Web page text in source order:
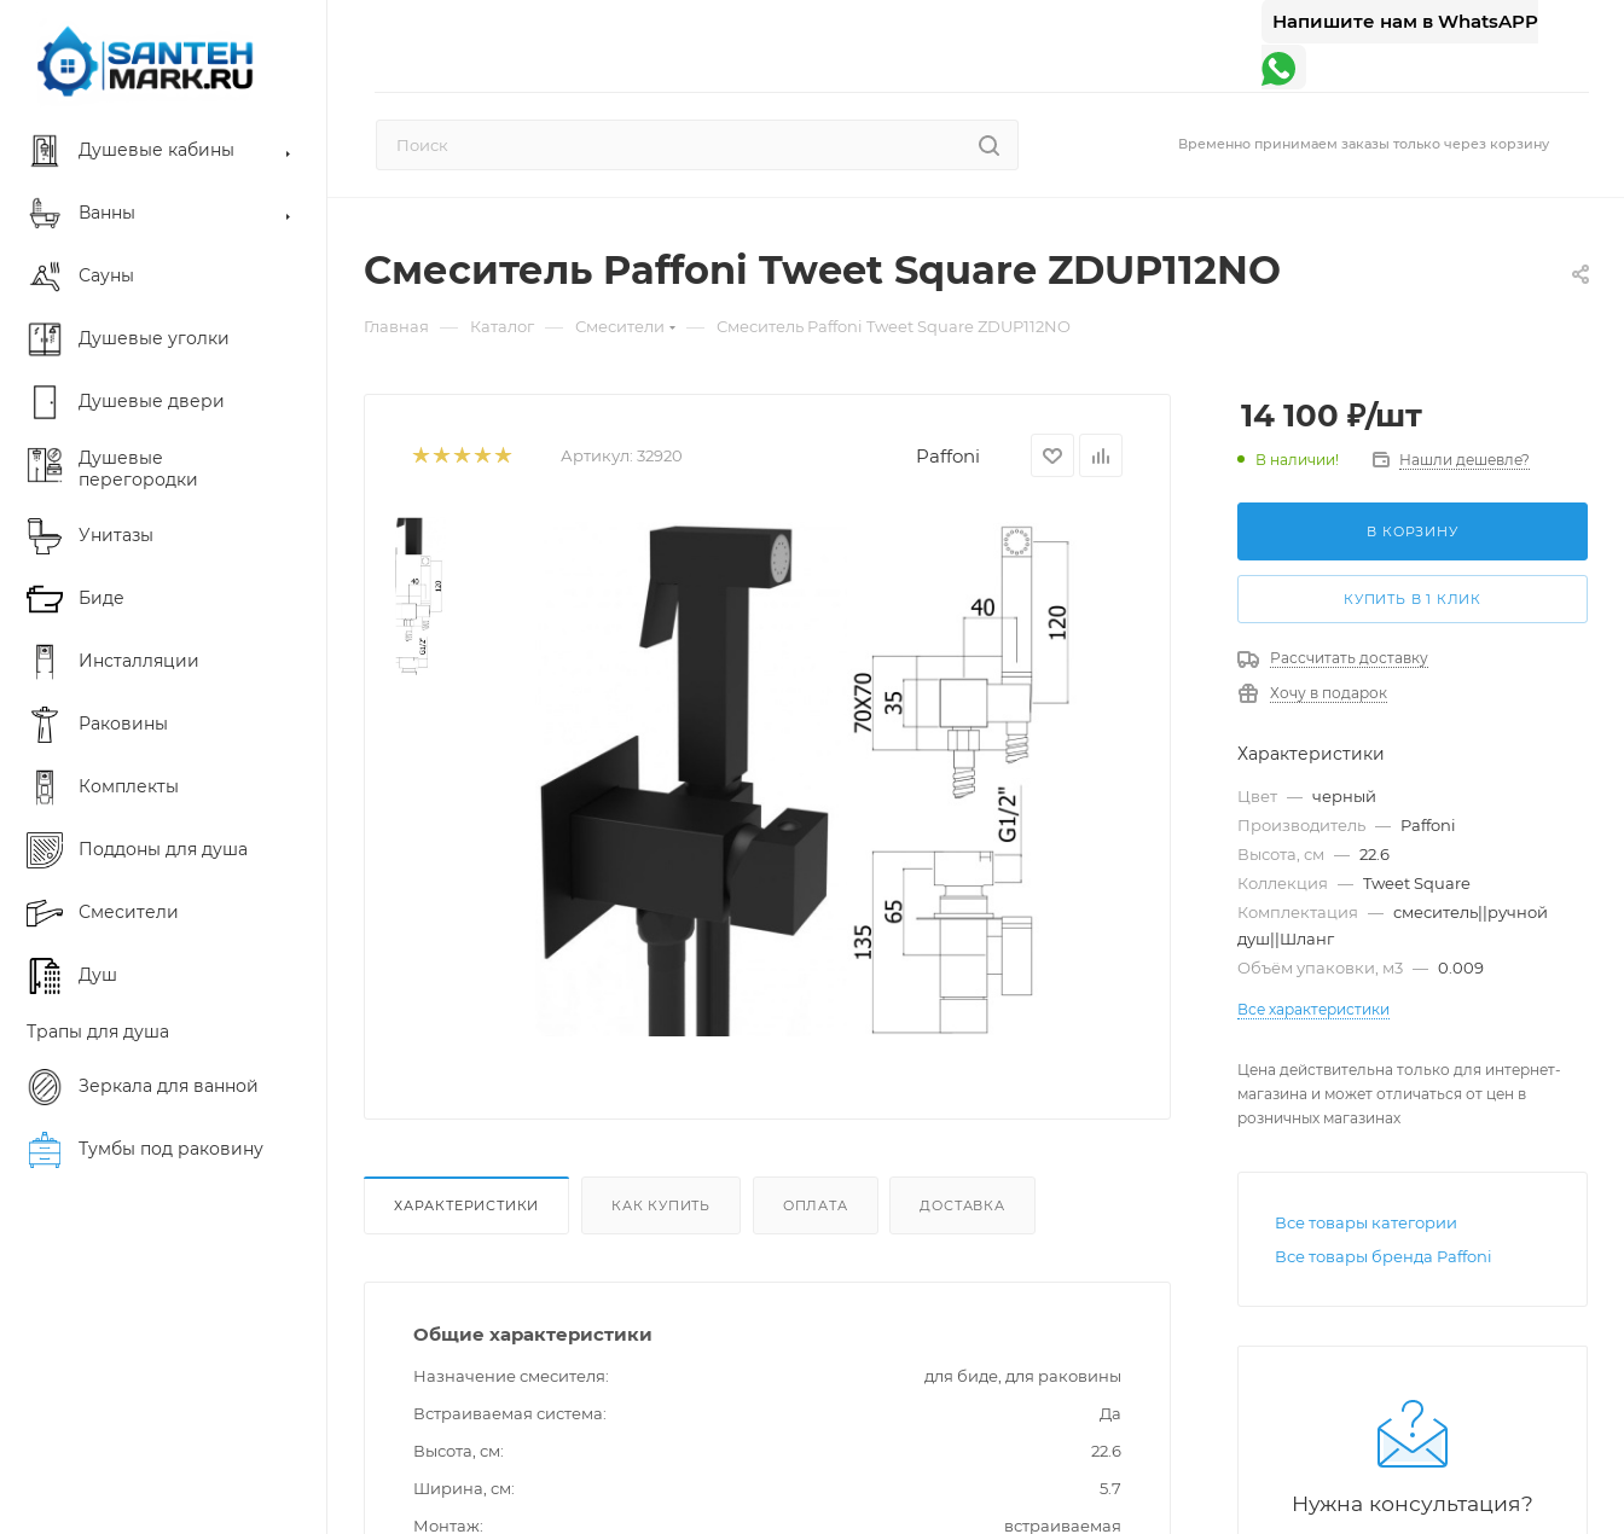
Напишите нам в WhatsAPP
Временно принимаем заказы только через корзину
Душевые кабины
Ванны
Сауны
Душевые уголки
Душевые двери
Душевые
перегородки
Унитазы
Биде
Инсталляции
Раковины
Комплекты
Поддоны для душа
Смесители
Душ
Трапы для душа
Зеркала для ванной
Тумбы под раковину
Смеситель Paffoni Tweet Square ZDUP112NO
Главная — Каталог — Смесители — Смеситель Paffoni Tweet Square ZDUP112NO
Артикул: 32920 Paffoni
ХАРАКТЕРИСТИКИ КАК КУПИТЬ ОПЛАТА ДОСТАВКА
Общие характеристики
Назначение смесителя
для биде, для раковины
Встраиваемая система
Да
Высота, см
22.6
Ширина, см
5.7
Монтаж
встраиваемая
14 100 ₽/шт
В наличии! Нашли дешевле?
В КОРЗИНУ
КУПИТЬ В 1 КЛИК
Рассчитать доставку
Хочу в подарок
Характеристики
Цвет — черный
Производитель — Paffoni
Высота, см — 22.6
Коллекция — Tweet Square
Комплектация — смеситель||ручной
душ||Шланг
Объём упаковки, м3 — 0.009
Все характеристики
Цена действительна только для интернет-
магазина и может отличаться от цен в
розничных магазинах
Все товары категории
Все товары бренда Paffoni
Нужна консультация?